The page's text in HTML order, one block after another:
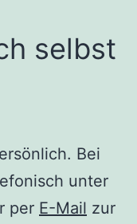
selbst
Bei
unter
per E-Mail zur